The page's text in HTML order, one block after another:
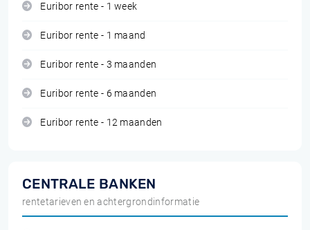
Euribor rente - 1 week
Euribor rente - 1 maand
Euribor rente - 3 maanden
Euribor rente - 6 maanden
Euribor rente - 12 maanden
CENTRALE BANKEN
rentetarieven en achtergrondinformatie